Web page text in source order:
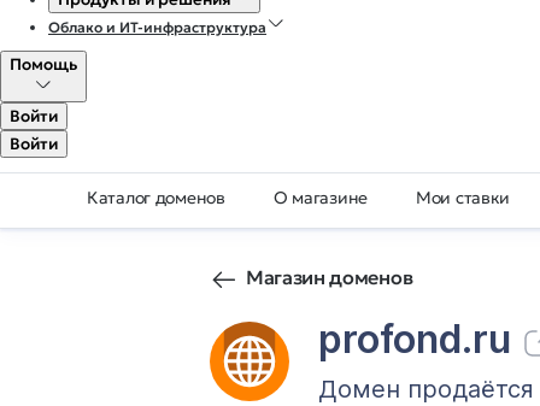
Облако и ИТ-инфраструктура
Помощь
Войти
Войти
Каталог доменов О магазине Мои ставки
Магазин доменов
profond.ru
Домен продаётся